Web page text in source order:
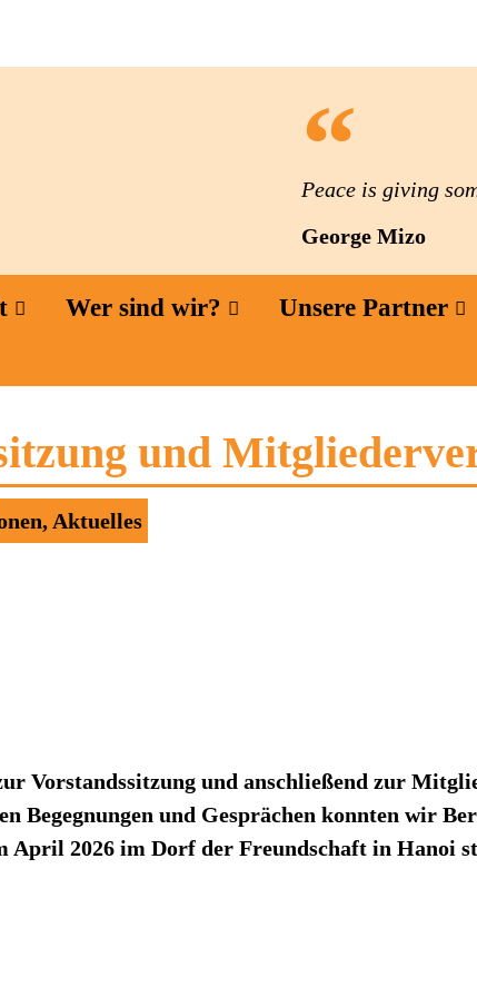
Peace is giving
George Mizo
Wer sind wir? Unsere Partner
und
, Aktuelles
Vorstandssitzung und anschließend zur
Begegnungen und Gesprächen konnten wir
April 2026 im Dorf der Freundschaft in Hanoi